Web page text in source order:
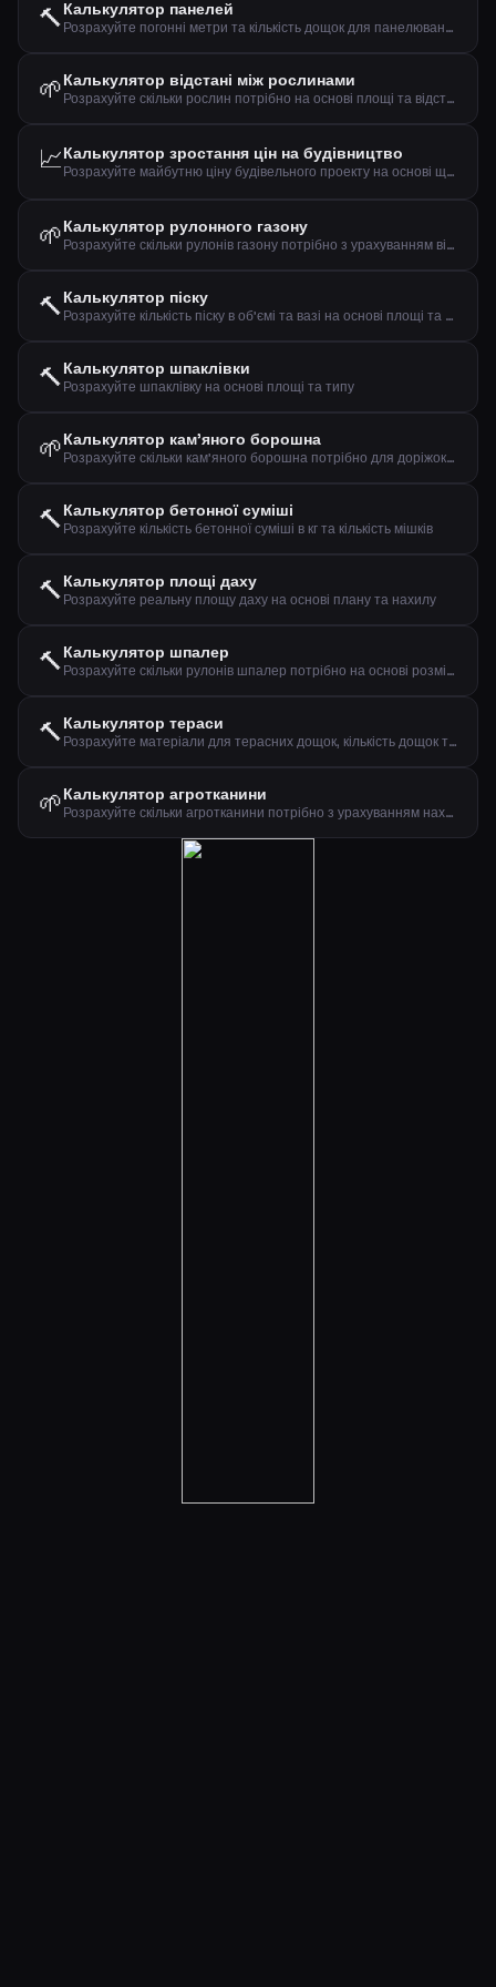
🔨Калькулятор панелей
Розрахуйте погонні метри та кількість дощок для панелювання
🌱Калькулятор відстані між рослинами
Розрахуйте скільки рослин потрібно на основі площі та відстані
📈Калькулятор зростання цін на будівництво
Розрахуйте майбутню ціну будівельного проекту на основі щорічного зростання цін у будівельній галузі.
🌱Калькулятор рулонного газону
Розрахуйте скільки рулонів газону потрібно з урахуванням відходів
🔨Калькулятор піску
Розрахуйте кількість піску в об'ємі та вазі на основі площі та товщини
🔨Калькулятор шпаклівки
Розрахуйте шпаклівку на основі площі та типу
🌱Калькулятор кам'яного борошна
Розрахуйте скільки кам'яного борошна потрібно для доріжок, терас та основ
🔨Калькулятор бетонної суміші
Розрахуйте кількість бетонної суміші в кг та кількість мішків
🔨Калькулятор площі даху
Розрахуйте реальну площу даху на основі плану та нахилу
🔨Калькулятор шпалер
Розрахуйте скільки рулонів шпалер потрібно на основі розмірів стін
🔨Калькулятор тераси
Розрахуйте матеріали для терасних дощок, кількість дощок та шурупів
🌱Калькулятор агротканини
Розрахуйте скільки агротканини потрібно з урахуванням нахлесту